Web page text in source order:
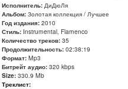
Исполнитель: ДиДюЛя
Альбом: Золотая коллекция / Лучшее
Год издания: 2010
Стиль: Instrumental, Flamenco
Количество треков: 35
Продолжительность: 02:38:19
Формат: Mp3
Битрейт аудио: 320 kbps
Size: 330.9 Mb
Треклист: